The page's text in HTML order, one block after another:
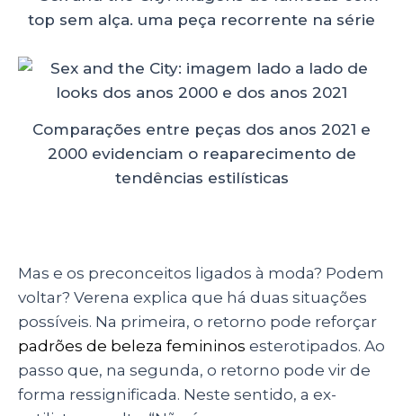
Comparações entre peças dos anos 2021 e
2000 evidenciam o reaparecimento de
tendências estilísticas
Mas e os preconceitos ligados à moda? Podem
voltar? Verena explica que há duas situações
possíveis. Na primeira, o retorno pode reforçar
padrões de beleza femininos esterotipados. Ao
passo que, na segunda, o retorno pode vir de
forma ressignificada. Neste sentido, a ex-